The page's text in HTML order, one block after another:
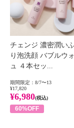
チェンジ 濃密潤い
り泡洗顔 バブルウ
ュ ４本セッ...
期間限定：8/7〜13
¥17,820
¥6,980(税込)
60%OFF